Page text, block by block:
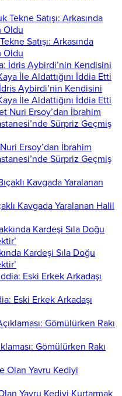
Satışı: Arkasında
Oldu
Aybirdi’nin Kendisini
İle Aldattığını İddia Etti
Ersoy’dan İbrahim
Sürpriz Geçmiş
Kavgada Yaralanan Halil
Kardeşi Sıla Doğu
Eski Erkek Arkadaşı
Gömülürken Rakı
Yavru Kediyi Kurtarmak